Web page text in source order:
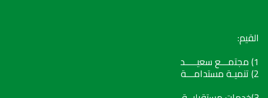
القيم:
1) مجتمـــع سعيـــــد
2) تنميـة مستدامـــة